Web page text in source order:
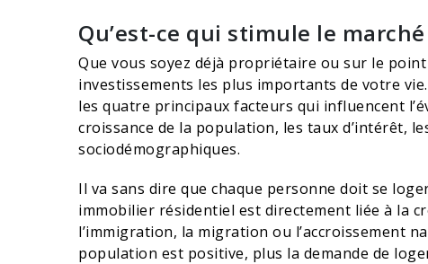
Qu’est-ce qui stimule le
Que vous soyez déjà propriétaire ou sur le
investissements les plus importants de votre
les quatre principaux facteurs qui influencent
croissance de la population, les taux d’intérêt,
sociodémographiques.
Il va sans dire que chaque personne doit se
immobilier résidentiel est directement liée à la
l’immigration, la migration ou l’accroissement
population est positive, plus la demande de